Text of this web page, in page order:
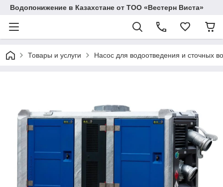
Водопонижение в Казахстане от ТОО «Вестерн Виста»
Товары и услуги Насос для водоотведения и сточных